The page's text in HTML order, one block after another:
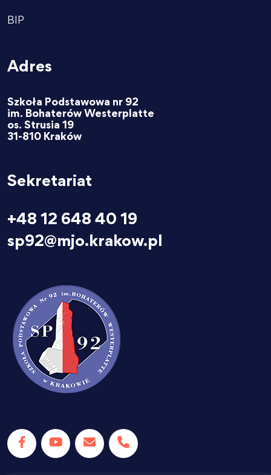
BIP
Adres
Szkoła Podstawowa nr 92
im. Bohaterów Westerplatte
os. Strusia 19
31-810 Kraków
Sekretariat
+48 12 648 40 19
sp92@mjo.krakow.pl